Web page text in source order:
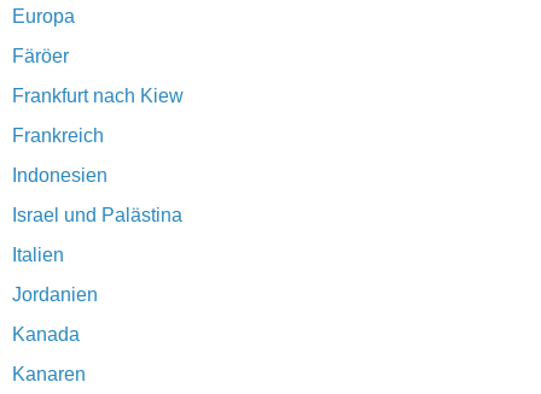
Europa
Färöer
Frankfurt nach Kiew
Frankreich
Indonesien
Israel und Palästina
Italien
Jordanien
Kanada
Kanaren